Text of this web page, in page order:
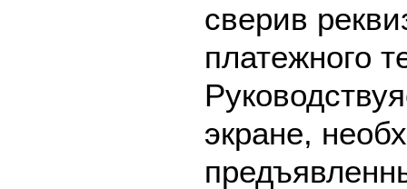
сверив
платежного
экране,